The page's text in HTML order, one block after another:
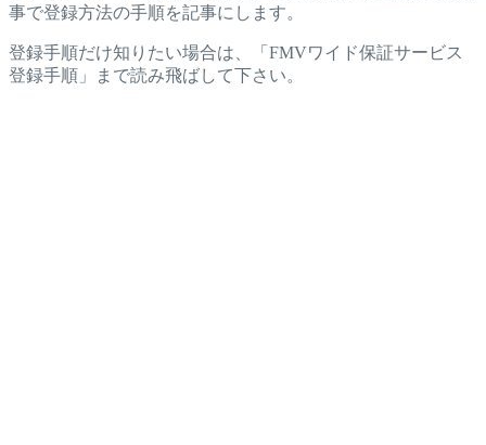
事で登録方法の手順を記事にします。
登録手順だけ知りたい場合は、「FMVワイド保証サービス
登録手順」まで読み飛ばして下さい。